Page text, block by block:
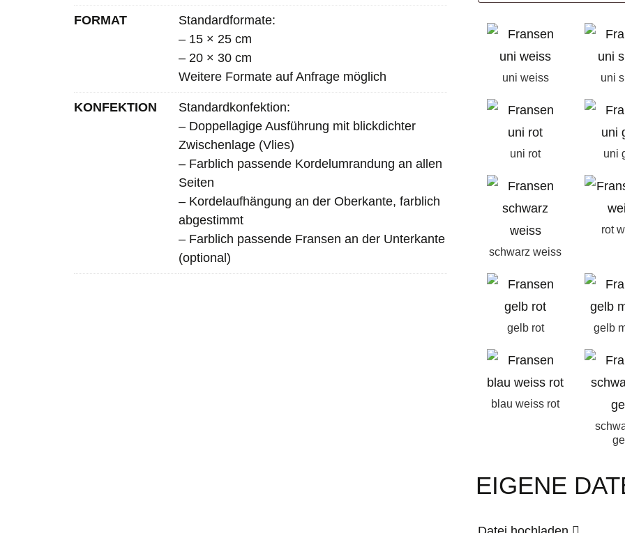
FORMAT
Standardformate:
– 15 × 25 cm
– 20 × 30 cm
Weitere Formate auf Anfrage möglich
KONFEKTION
Standardkonfektion:
– Doppellagige Ausführung mit blickdichter
Zwischenlage (Vlies)
– Farblich passende Kordelumrandung an allen
Seiten
– Kordelaufhängung an der Oberkante, farblich
abgestimmt
– Farblich passende Fransen an der Unterkante
(optional)
uni weiss uni
uni rot uni
schwarz weiss
rot
gelb rot gelb
blau weiss rot
EIGENE